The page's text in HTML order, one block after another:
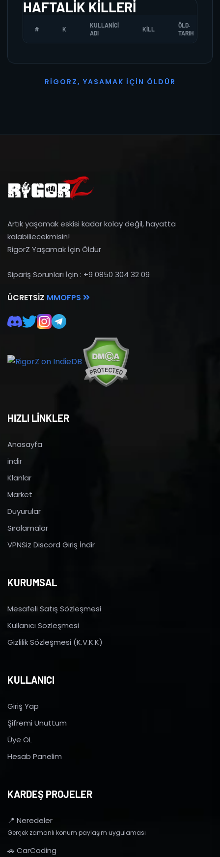
HAFTALIK KILLERI
# K
KULLANICI
ADI
KILL
ÖLD.
TARIH
R I G O R Z, YASAMAK İ ÇI N Ö L D Ü R
Artık yaşamak eskisi kadar kolay değil, hayatta
kalabiliecekmisin!
RigorZ Yaşamak İçin Öldür
Sipariş Sorunları İçin : +9 0850 304 32 09
ÜCRETSIZ MMOFPS
HIZLI LİNKLER
Anasayfa
indir
Klanlar
Market
Duyurular
Sıralamalar
VPNSiz Discord Giriş İndir
KURUMSAL
Mesafeli Satış Sözleşmesi
Kullanıcı Sözleşmesi
Gizlilik Sözleşmesi (K.V.K.K)
KULLANICI
Giriş Yap
Şifremi Unuttum
Üye OL
Hesab Panelim
KARDEŞ PROJELER
📍 Neredeler
Gerçek zamanlı konum paylaşım uygulaması
🚗 CarCoding